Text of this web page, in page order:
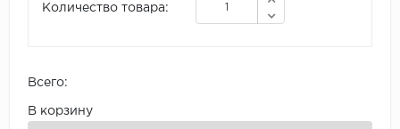
Количество товара:
Всего:
В корзину